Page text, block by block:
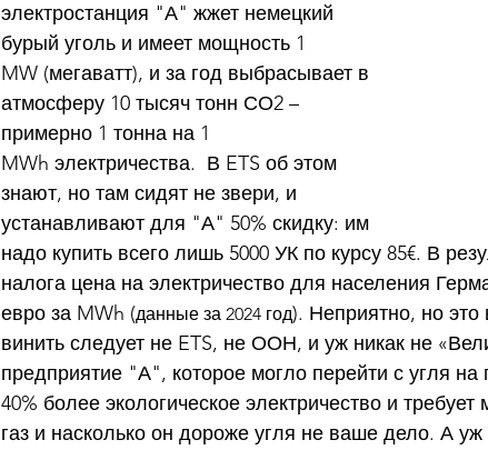
электростанция "А" жжет немецкий
бурый уголь и имеет мощность 1
MW (мегаватт), и за год выбрасывает в
атмосферу 10 тысяч тонн СО2 –
примерно 1 тонна на 1
MWh электричества.  В ETS об этом
знают, но там сидят не звери, и
устанавливают для "А" 50% скидку: им
надо купить всего лишь 5000 УК по курсу 85€. В
налога цена на электричество для населения
евро за MWh (данные за 2024 год). Неприятно, но это
винить следует не ETS, не ООН, и уж никак не
предприятие "А", которое могло перейти с угля
40% более экологическое электричество и
газ и насколько он дороже угля не ваше дело. А